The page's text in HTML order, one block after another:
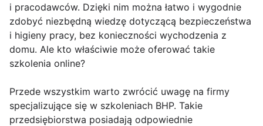
i pracodawców. Dzięki nim można łatwo i wygodnie
zdobyć niezbędną wiedzę dotyczącą bezpieczeństwa
i higieny pracy, bez konieczności wychodzenia z
domu. Ale kto właściwie może oferować takie
szkolenia online?
Przede wszystkim warto zwrócić uwagę na firmy
specjalizujące się w szkoleniach BHP. Takie
przedsiębiorstwa posiadają odpowiednie